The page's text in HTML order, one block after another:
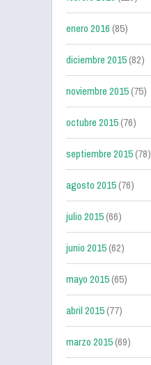
enero 2016(85)
diciembre 2015(82)
noviembre 2015(75)
octubre 2015(76)
septiembre 2015(78)
agosto 2015(76)
julio 2015(66)
junio 2015(62)
mayo 2015(65)
abril 2015(77)
marzo 2015(69)